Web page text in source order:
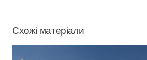
Схожі матеріали